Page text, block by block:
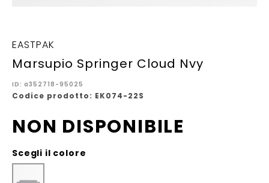
EASTPAK
Marsupio Springer Cloud Nvy
ID: a352718-95025
Codice prodotto: EK074-22S
NON DISPONIBILE
Scegli il colore